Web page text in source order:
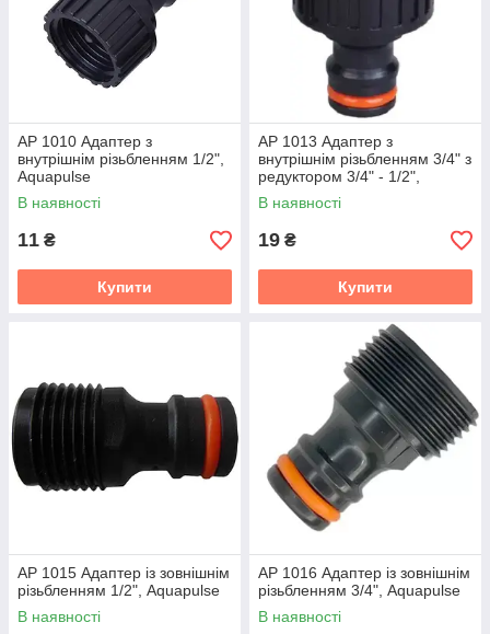
АР 1010 Адаптер з
внутрішнім різьбленням 1/2",
Aquapulse
В наявності
11 ₴
Купити
АР 1013 Адаптер з
внутрішнім різьбленням 3/4" з
редуктором 3/4" - 1/2",
Aquapulse
В наявності
19 ₴
Купити
АР 1015 Адаптер із зовнішнім
різьбленням 1/2", Aquapulse
В наявності
АР 1016 Адаптер із зовнішнім
різьбленням 3/4", Aquapulse
В наявності